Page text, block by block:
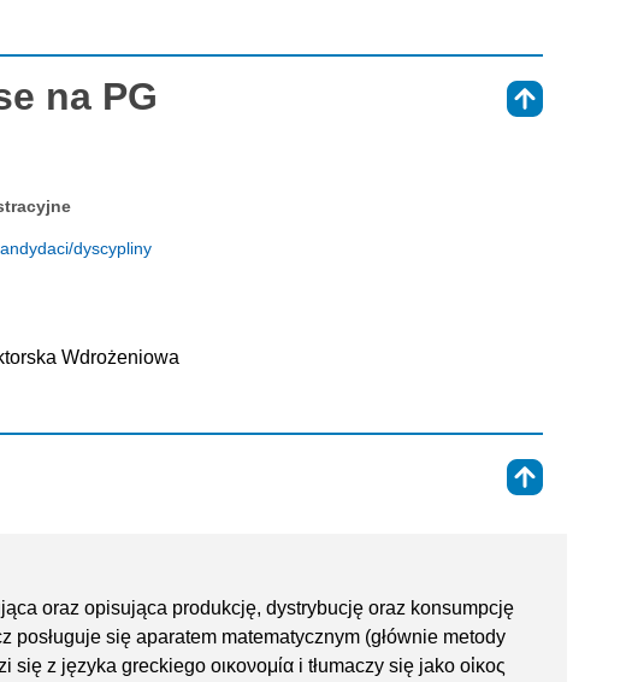
na PG
dyscypliny
Wdrożeniowa
oraz opisująca produkcję, dystrybucję oraz konsumpcję
posługuje się aparatem matematycznym (głównie metody
się z języka greckiego οικονομία i tłumaczy się jako οἰκος